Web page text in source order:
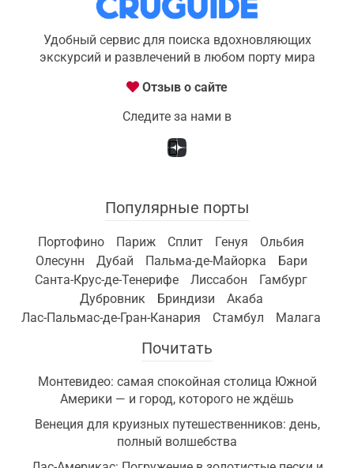
Удобный сервис для поиска вдохновляющих
экскурсий и развлечений в любом порту мира
Отзыв о сайте
Следите за нами в
Популярные порты
Портофино Париж Сплит Генуя
Ольбия
Олесунн
Дубай Пальма-де-Майорка
Бари
Санта-Крус-де-Тенерифе
Лиссабон
Гамбург
Дубровник
Бриндизи
Акаба
Лас-Пальмас-де-Гран-Канария
Стамбул Малага
Почитать
Монтевидео: самая спокойная столица Южной
Америки — и город, которого не ждёшь
Венеция для круизных путешественников: день,
полный волшебства